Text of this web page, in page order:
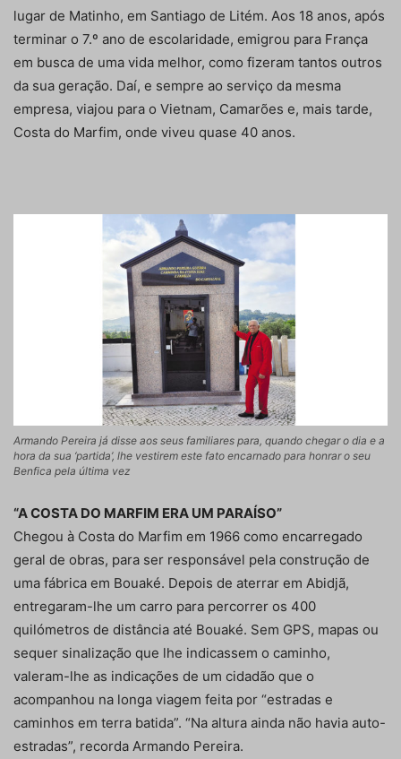
lugar de Matinho, em Santiago de Litém. Aos 18 anos, após
terminar o 7.º ano de escolaridade, emigrou para França
em busca de uma vida melhor, como fizeram tantos outros
da sua geração. Daí, e sempre ao serviço da mesma
empresa, viajou para o Vietnam, Camarões e, mais tarde,
Costa do Marfim, onde viveu quase 40 anos.
Armando Pereira já disse aos seus familiares para, quando chegar o dia e a
hora da sua ‘partida’, lhe vestirem este fato encarnado para honrar o seu
Benfica pela última vez
“A COSTA DO MARFIM ERA UM PARAÍSO”
Chegou à Costa do Marfim em 1966 como encarregado
geral de obras, para ser responsável pela construção de
uma fábrica em Bouaké. Depois de aterrar em Abidjã,
entregaram-lhe um carro para percorrer os 400
quilómetros de distância até Bouaké. Sem GPS, mapas ou
sequer sinalização que lhe indicassem o caminho,
valeram-lhe as indicações de um cidadão que o
acompanhou na longa viagem feita por “estradas e
caminhos em terra batida”. “Na altura ainda não havia auto-
estradas”, recorda Armando Pereira.